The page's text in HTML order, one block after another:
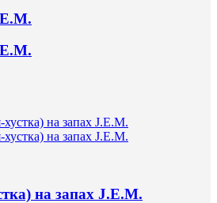
на запах J.E.M.